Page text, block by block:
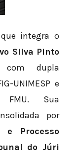
integra o
Silva Pinto
com dupla
UNIMESP e
FMU. Sua
por
e Processo
do Júri